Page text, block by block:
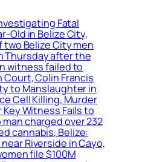
Fatal
Old in Belize City,
Belize City men
Thursday after the
witness failed to
Colin Francis
to Manslaughter in
Cell Killing, Murder
Witness Fails to
man charged over 232
cannabis, Belize:
Riverside in Cayo,
file $100M